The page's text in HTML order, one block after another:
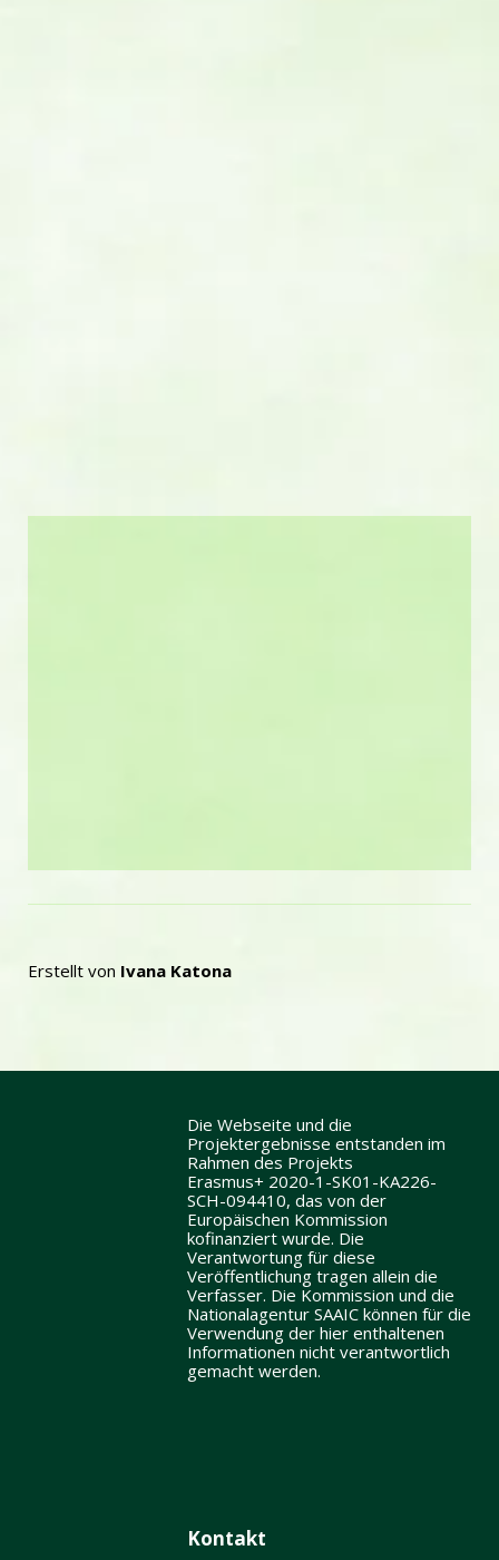
Erstellt von Ivana Katona
Die Webseite und die
Projektergebnisse entstanden im
Rahmen des Projekts
Erasmus+ 2020-1-SK01-KA226-
SCH-094410, das von der
Europäischen Kommission
kofinanziert wurde. Die
Verantwortung für diese
Veröffentlichung tragen allein die
Verfasser. Die Kommission und die
Nationalagentur SAAIC können für die
Verwendung der hier enthaltenen
Informationen nicht verantwortlich
gemacht werden.
Kontakt